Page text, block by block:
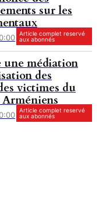
sur les
Article complet reservé
aux abonnés
une médiation
des
victimes du
Arméniens
Article complet reservé
aux abonnés